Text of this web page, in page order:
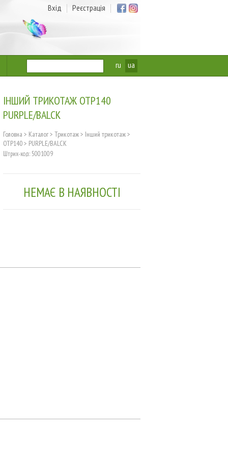
Вхід Реєстрація
ru ua
ІНШИЙ ТРИКОТАЖ OTP140
PURPLE/BALCK
Головна > Каталог> Трикотаж> Інший трикотаж>
OTP140> PURPLE/BALCK
Штрих-код: 5001009
НЕМАЄ В НАЯВНОСТІ